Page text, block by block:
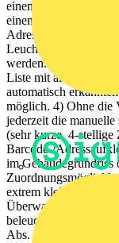
einem Rundgang mit
einem Laptop können
Adressen aufge-
Leuchtentext (z. B.
werden. Alternativ,
Liste mit allen bei der
automatisch
möglich. 4) Ohne die
jederzeit die
(sehr kurze, 4-
Barcode-/
im
extrem kleiner
Überwachung und
beleuchtung
Abs. 5.2) und